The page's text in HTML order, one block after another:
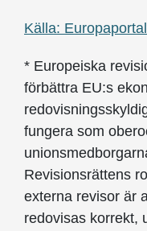
Källa:
* Europeiska
förbättra EU:s
fungera som
Revisionsrättens
externa revisor är
redovisas korrekt,